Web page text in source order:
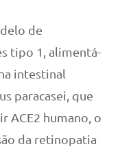
de
tipo 1, alimentá-
intestinal
paracasei, que
ACE2 humano, o
da retinopatia